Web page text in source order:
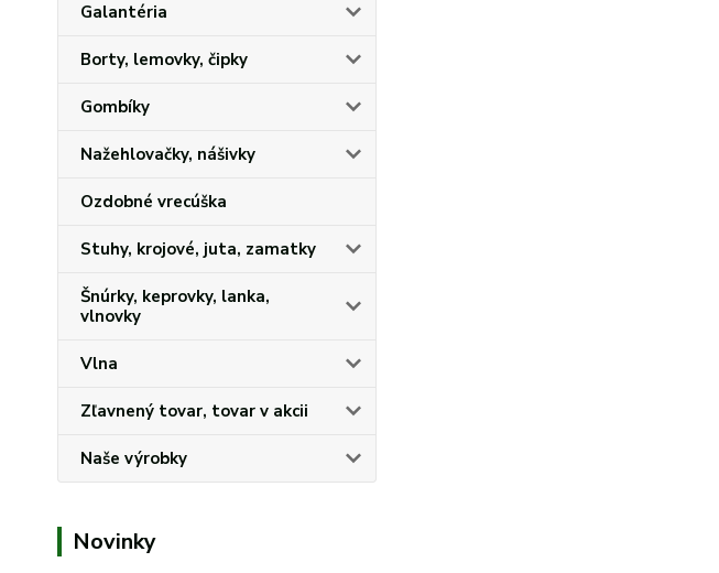
Galantéria
Borty, lemovky, čipky
Gombíky
Nažehlovačky, nášivky
Ozdobné vrecúška
Stuhy, krojové, juta, zamatky
Šnúrky, keprovky, lanka,
vlnovky
Vlna
Zľavnený tovar, tovar v akcii
Naše výrobky
Novinky